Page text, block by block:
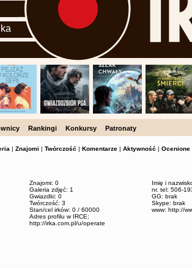
Rankingi Konkursy Patronaty
| Znajomi | Twórczość | Komentarze | Aktywność | Ocenione
Znajomi: 0
Galeria zdjęć: 1
Gwiazdki: 0
Twórczość: 3
Stan/cel irków: 0 / 60000
Adres profilu w IRCE:
http://irka.com.pl/u/operate
Imię i
nr. tel: 506-
GG: brak
Skype: brak
www: http://